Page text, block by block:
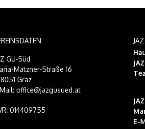
GU-Süd
Matzner-Straße 16
Graz
office@jazgusued.at
014409755
E-